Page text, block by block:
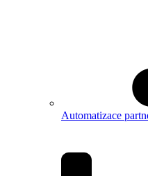
Automatizace